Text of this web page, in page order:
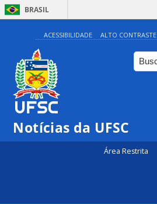
BRASIL
ACESSIBILIDADE ALTO CONTRASTE
Notícias da UFSC
Área Restrita